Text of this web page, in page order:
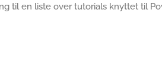
til en liste over tutorials knyttet til